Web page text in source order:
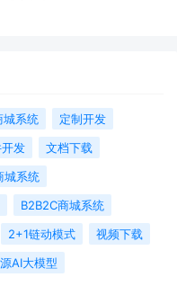
城系统
定制开发
发
文档下载
城系统
B2B2C商城系统
2+1链动模式
视频下载
AI大模型